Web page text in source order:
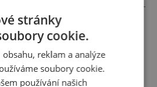
epochaplus.cz/atentat-na-
manzelka-branila-
www.lisbon.vip/lisbon-
lisbon-regicide-of-190
stránky
cookie.
obsahu, reklam a analýze
soubory cookie.
používání našich